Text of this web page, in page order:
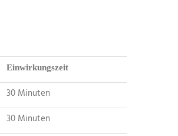
Einwirkungszeit
30 Minuten
30 Minuten